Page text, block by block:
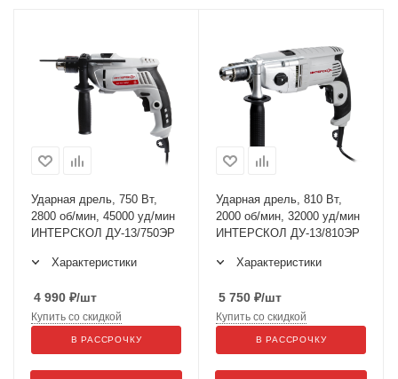
Ударная дрель, 750 Вт,
2800 об/мин, 45000 уд/мин
ИНТЕРСКОЛ ДУ-13/750ЭР
Характеристики
4 990 ₽/шт
Купить со скидкой
В РАССРОЧКУ
Ударная дрель, 810 Вт,
2000 об/мин, 32000 уд/мин
ИНТЕРСКОЛ ДУ-13/810ЭР
Характеристики
5 750 ₽/шт
Купить со скидкой
В РАССРОЧКУ